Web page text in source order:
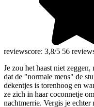
reviewscore: 3,8/5 56
Je zou het haast niet
dat de "normale mens" de
dekentjes is torenhoog en
ze zich in haar coconnetje
nachtmerrie. Vergis je